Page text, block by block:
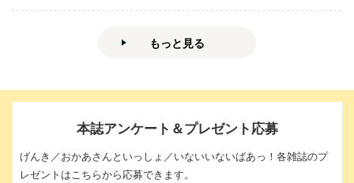
もっと見る
本誌アンケート＆プレゼント応募
げんき／おかあさんといっしょ／いないいないばあっ！各雑誌のプ
レゼントはこちらから応募できます。